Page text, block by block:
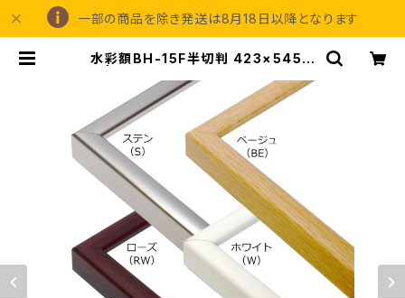
一部の商品を除き発送は8月18日以降となります
水彩額BH-15F半切判 423×545ミ
アイガ